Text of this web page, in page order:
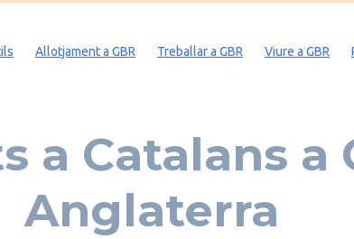
Allotjament a GBR Treballar a GBR Viure a GBR
Catalans a
Anglaterra